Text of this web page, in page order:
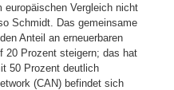
Vergleich nicht
Schmidt. Das gemeinsame
Anteil an erneuerbaren
20 Prozent steigern; das hat
50 Prozent deutlich
(CAN) befindet sich